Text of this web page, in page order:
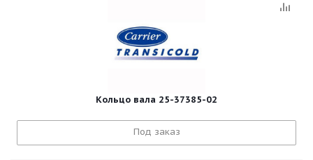
Кольцо вала 25-37385-02
Под заказ